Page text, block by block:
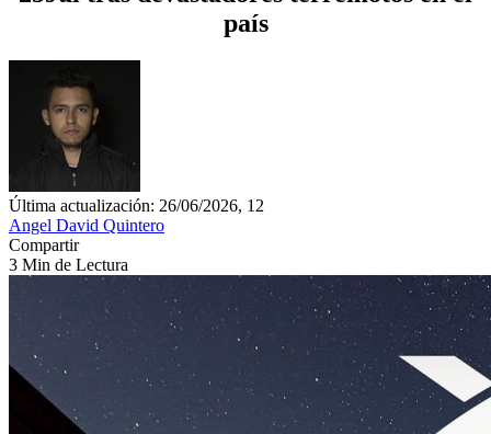
país
Última actualización: 26/06/2026, 12
Angel David Quintero
Compartir
3 Min de Lectura